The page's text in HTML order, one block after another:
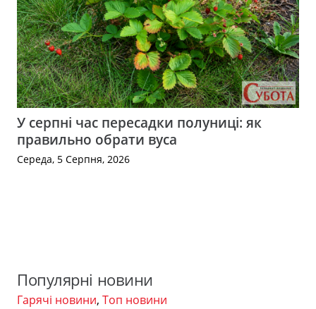
У серпні час пересадки полуниці: як
правильно обрати вуса
Середа, 5 Серпня, 2026
Популярні новини
Гарячі новини, Топ новини